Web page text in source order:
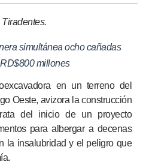
simultánea ocho cañadas
millones
en un terreno del
Oeste, avizora la construcción
del inicio de un proyecto
para albergar a decenas
la insalubridad y el peligro que